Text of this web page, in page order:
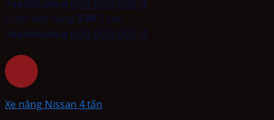
744,000,000₫
Được xếp hạng 5.00 5 sao
744,000,000₫ 600,000,000 ₫
Xe nâng Nissan 4 tấn